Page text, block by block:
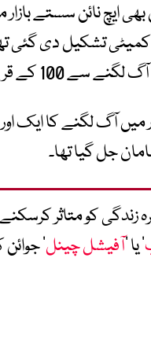
کہ جولائی 2024 میں بھی
جل کر راکھ ہو گئے۔
جل گیا تھا۔
زندگی کو متاثر
‘ یا ’آفیشل چینل‘